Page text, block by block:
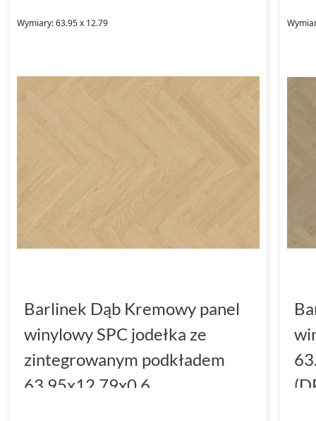
Wymiary: 63.95 x 12.79
Barlinek Dąb Kremowy panel
winylowy SPC jodełka ze
zintegrowanym podkładem
63.95x12.79x0.6